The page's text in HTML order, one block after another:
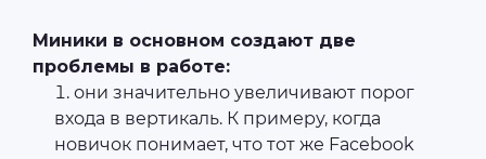
Миники в основном создают две
проблемы в работе:
они значительно увеличивают порог
входа в вертикаль. К примеру, когда
новичок понимает, что тот же Facebook